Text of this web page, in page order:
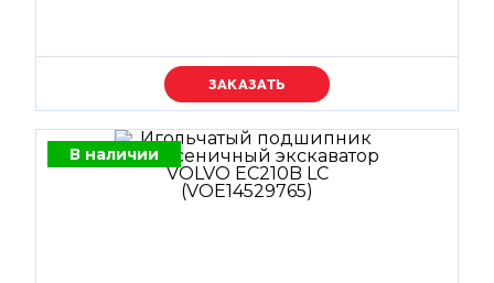
Уточняйте цену
В наличии